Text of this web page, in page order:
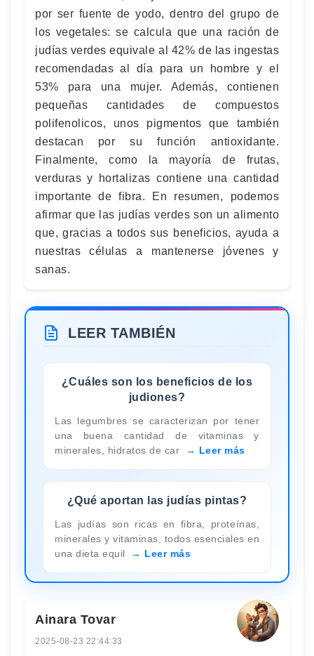
por ser fuente de yodo, dentro del grupo de
los vegetales: se calcula que una ración de
judías verdes equivale al 42% de las ingestas
recomendadas al día para un hombre y el
53% para una mujer. Además, contienen
pequeñas cantidades de compuestos
polifenolicos, unos pigmentos que también
destacan por su función antioxidante.
Finalmente, como la mayoría de frutas,
verduras y hortalizas contiene una cantidad
importante de fibra. En resumen, podemos
afirmar que las judías verdes son un alimento
que, gracias a todos sus beneficios, ayuda a
nuestras células a mantenerse jóvenes y
sanas.
LEER TAMBIÉN
¿Cuáles son los beneficios de los
judiones?
Las legumbres se caracterizan por tener
una buena cantidad de vitaminas y
minerales, hidratos de car
Leer más
¿Qué aportan las judías pintas?
Las judías son ricas en fibra, proteínas,
minerales y vitaminas, todos esenciales en
una dieta equil
Leer más
Ainara Tovar
2025-08-23 22:44:33